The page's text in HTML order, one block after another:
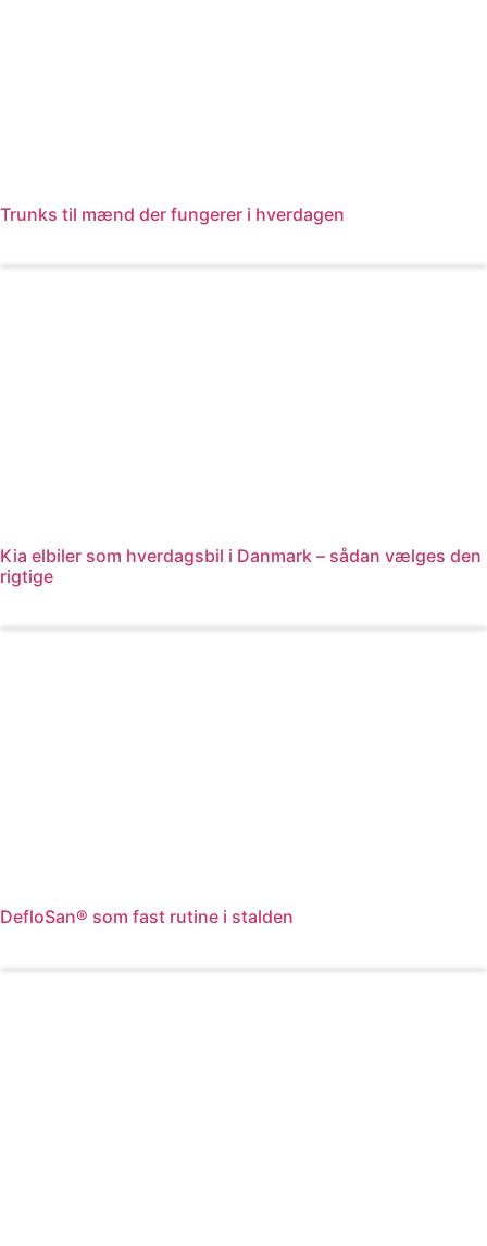
Trunks til mænd der fungerer i hverdagen
Kia elbiler som hverdagsbil i Danmark – sådan vælges den
rigtige
DefloSan® som fast rutine i stalden